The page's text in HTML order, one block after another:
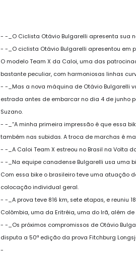
- -_O Ciclista Otávio Bulgarelli apresenta sua
- -_O ciclista Otávio Bulgarelli apresentou em
O modelo Team X da Caloi, uma das
bastante peculiar, com harmoniosas linhas
- -_Mas a nova máquina de Otávio Bulgarelli
estrada antes de embarcar no dia 4 de junho
Suzano.
- -_“A minha primeira impressão é que essa
também nas subidas. A troca de marchas é
- -_A Caloi Team X estreou no Brasil na Volta
- -_Na equipe canadense Bulgarelli usa uma
Com essa bike o brasileiro teve uma atuação
colocação individual geral.
- -_A prova teve 816 km, sete etapas, e reuniu
Colômbia, uma da Eritréia, uma do Irã, além
- -_Os próximos compromissos de Otávio
disputa a 50ª edição da prova Fitchburg
-